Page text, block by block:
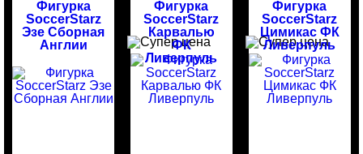
Фигурка
SoccerStarz
Эзе Сборная
Англии
Фигурка
SoccerStarz
Карвалью
ФК
Ливерпуль
Фигурка
SoccerStarz
Цимикас ФК
Ливерпуль